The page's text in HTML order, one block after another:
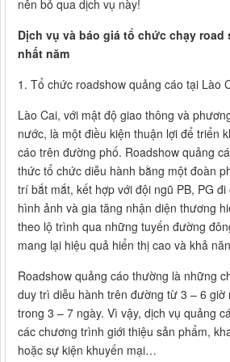
nên bỏ qua dịch vụ này!
Dịch vụ và báo giá tổ chức chạy road
nhất năm
1. Tổ chức roadshow quảng cáo tại Lào
Lào Cai, với mật độ giao thông và
nước, là một điều kiện thuận lợi để triển
cáo trên đường phố. Roadshow quảng
thức tổ chức diễu hành bằng một đoàn
trí bắt mắt, kết hợp với đội ngũ PB, PG
hình ảnh và gia tăng nhận diện thương
theo lộ trình qua những tuyến đường
mang lại hiệu quả hiển thị cao và khả
Roadshow quảng cáo thường là những
duy trì diễu hành trên đường từ 3 – 6 giờ
trong 3 – 7 ngày. Vì vậy, dịch vụ quảng
các chương trình giới thiệu sản phẩm,
hoặc sự kiện khuyến mại…